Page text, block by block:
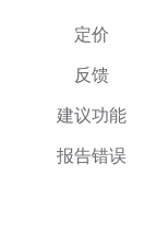
定价
反馈
建议功能
报告错误